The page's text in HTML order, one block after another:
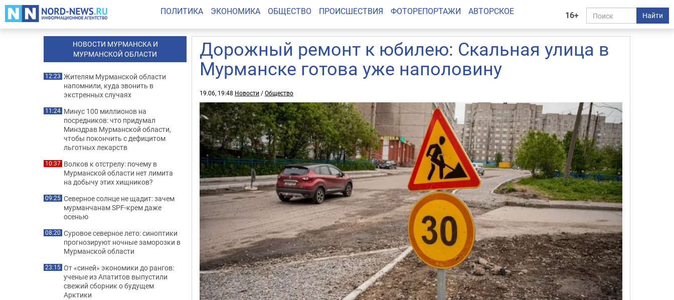
16+ Найти
ПОЛИТИКА ЭКОНОМИКА ОБЩЕСТВО ПРОИСШЕСТВИЯ ФОТОРЕПОРТАЖИ АВТОРСКОЕ
Дорожный ремонт к юбилею: Скальная улица в
Мурманске готова уже наполовину
19.06, 19:48 Новости /Общество
НОВОСТИ МУРМАНСКА И
МУРМАНСКОЙ ОБЛАСТИ
12:23 Жителям Мурманской области
напомнили, куда звонить в
экстренных случаях
11:24 Минус 100 миллионов на
посредников: что придумал
Минздрав Мурманской области,
чтобы покончить с дефицитом
льготных лекарств
10:37 Волков к отстрелу: почему в
Мурманской области нет лимита
на добычу этих хищников?
09:25 Северное солнце не щадит: зачем
мурманчанам SPF-крем даже
осенью
08:20 Суровое северное лето: синоптики
прогнозируют ночные заморозки в
Мурманской области
23:15 От «синей» экономики до рангов:
ученые из Апатитов выпустили
свежий сборник о будущем
Арктики